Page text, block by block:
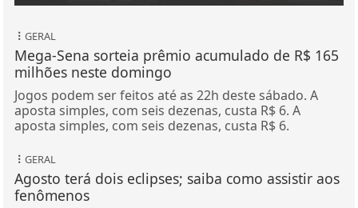
GERAL
Mega-Sena sorteia prêmio acumulado de R$ 165
milhões neste domingo
Jogos podem ser feitos até as 22h deste sábado. A
aposta simples, com seis dezenas, custa R$ 6. A
aposta simples, com seis dezenas, custa R$ 6.
GERAL
Agosto terá dois eclipses; saiba como assistir aos
fenômenos